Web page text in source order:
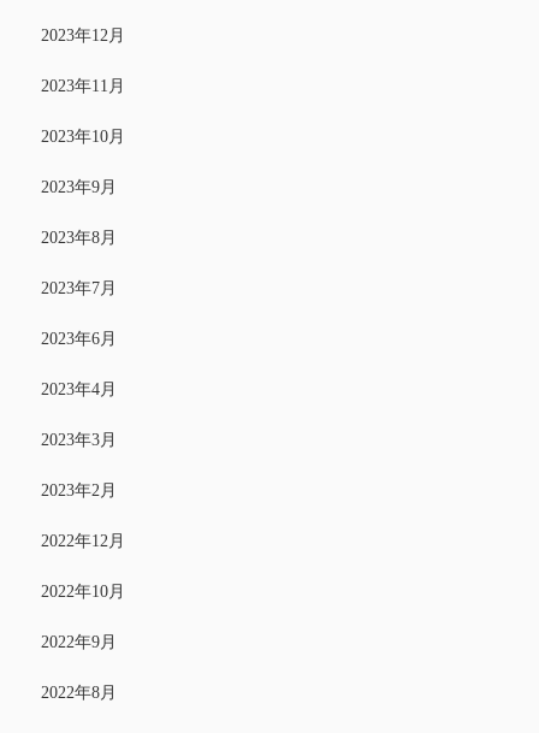
2023年12月
2023年11月
2023年10月
2023年9月
2023年8月
2023年7月
2023年6月
2023年4月
2023年3月
2023年2月
2022年12月
2022年10月
2022年9月
2022年8月